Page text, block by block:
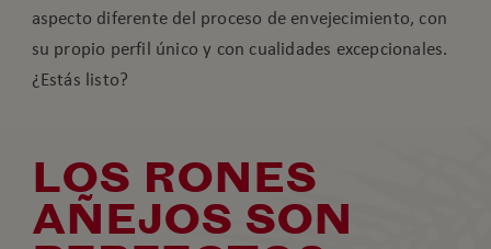
aspecto diferente del proceso de envejecimiento, con
su propio perfil único y con cualidades excepcionales.
¿Estás listo?
LOS RONES
AÑEJOS SON